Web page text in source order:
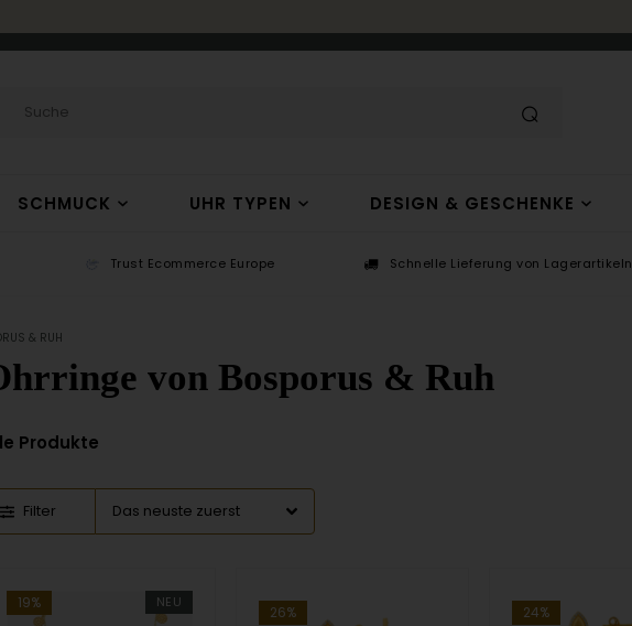
SCHMUCK UHR TYPEN DESIGN & GESCHENKE
Trust Ecommerce Europe Schnelle Lieferung von Lagerartikeln
& RUH
von Bosporus & Ruh
Produkte
Filter
NEU
19% 26% 24%